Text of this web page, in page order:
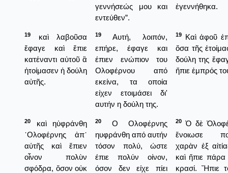
γεννήσεώς μου και
εντεύθεν”.
ἐγεννήθηκα.
19
καὶ λαβοῦσα
ἔφαγε καὶ ἔπιε
κατέναντι αὐτοῦ ἃ
ἡτοίμασεν ἡ δούλη
αὐτῆς.
19
Αυτή, λοιπόν,
επήρε, έφαγε και
έπιεν ενώπιον του
Ολοφέρνου από
εκείνα, τα οποία
είχεν ετοιμάσει δι'
αυτήν η δούλη της.
19
Καὶ ἀφοῦ
ὅσα τῆς
δούλη της
ἤπιε ἐμπρός
20
καὶ ηὐφράνθη
᾿Ολοφέρνης ἀπ᾿
αὐτῆς καὶ ἔπιεν
οἶνον πολὺν
σφόδρα, ὅσον οὐκ
20
Ο Ολοφέρνης
ηυφράνθη από αυτήν
τόσον πολύ, ώστε
έπιε πολύν οίνον,
όσον δεν είχε πίει
20 Ὁ δὲ
ἔνοιωσε
χαρὰν ἐξ
καὶ ἤπιε
κρασί. Ἤπιε